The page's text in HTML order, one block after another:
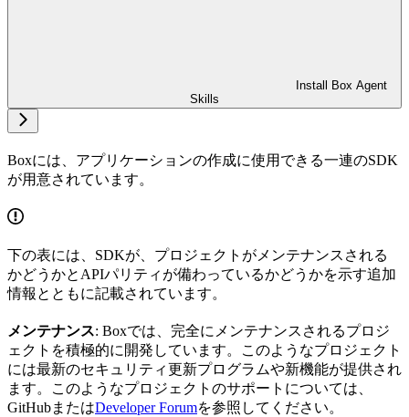
Install Box Agent
Skills
Boxには、アプリケーションの作成に使用できる一連のSDK
が用意されています。
下の表には、SDKが、プロジェクトがメンテナンスされる
かどうかとAPIパリティが備わっているかどうかを示す追加
情報とともに記載されています。
メンテナンス: Boxでは、完全にメンテナンスされるプロジ
ェクトを積極的に開発しています。このようなプロジェクト
には最新のセキュリティ更新プログラムや新機能が提供され
ます。このようなプロジェクトのサポートについては、
GitHubまたはDeveloper Forumを参照してください。